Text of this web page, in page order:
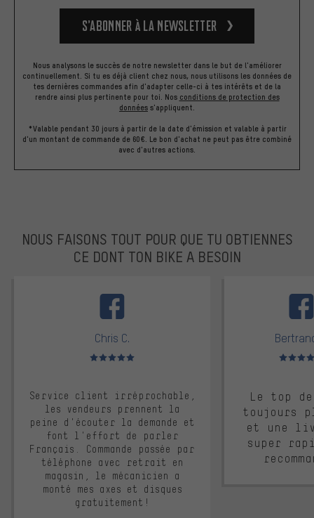
S’abonner à la newsletter
Nous analysons le succès de notre newsletter dans le but de l'améliorer
continuellement. Si tu es déjà client chez nous, nous utilisons les données de
tes dernières commandes afin d'adapter celle-ci à tes intérêts et de la
rendre ainsi plus pertinente pour toi. Nos conditions de protection des
données s'appliquent.
*Valable pendant 30 jours à partir de la date d'émission et valable à partir
d'un montant de commande de 60€. Le bon d'achat ne peut pas être combiné
avec d'autres actions.
NOUS FAISONS TOUT POUR QUE TU OBTIENNES
CE DONT TON BIKE A BESOIN
Chris C.
Note moyenne : 5 sur 5
Service client irréprochable,
les vendeurs prennent la
peine d'écouter la demande et
font l'effort de parler
Français. Commande passée par
téléphone avec retrait en
magasin, le mécanicien a
monté mes axes et disques
gratuitement!
Note
Le top
toujours
et une
super